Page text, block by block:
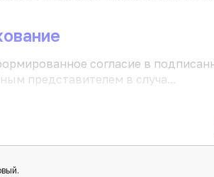
согласие в
представителем в случа...